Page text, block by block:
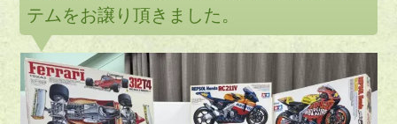
テムをお譲り頂きました。